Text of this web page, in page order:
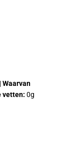
Waarvan
vetten: 0g